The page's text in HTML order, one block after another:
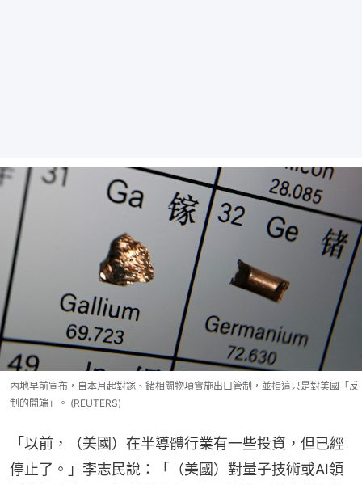
內地早前宣布，自本月起對鎵、鍺相關物項實施出口管制，並指這只是對美國「反
制的開端」。 (REUTERS)
「以前，（美國）在半導體行業有一些投資，但已經
停止了。」李志民說：「（美國）對量子技術或AI領